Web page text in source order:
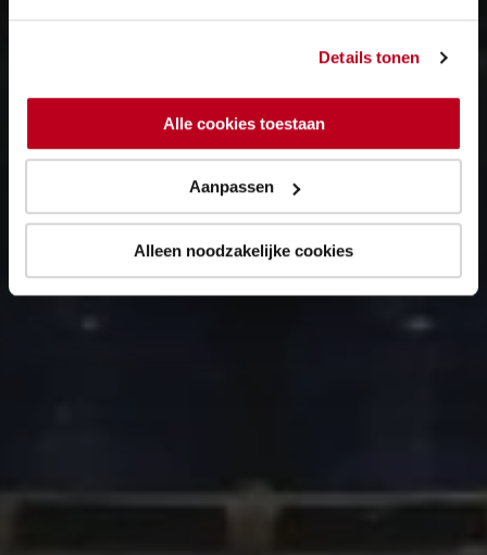
Details tonen
Alle cookies toestaan
Aanpassen
Alleen noodzakelijke cookies